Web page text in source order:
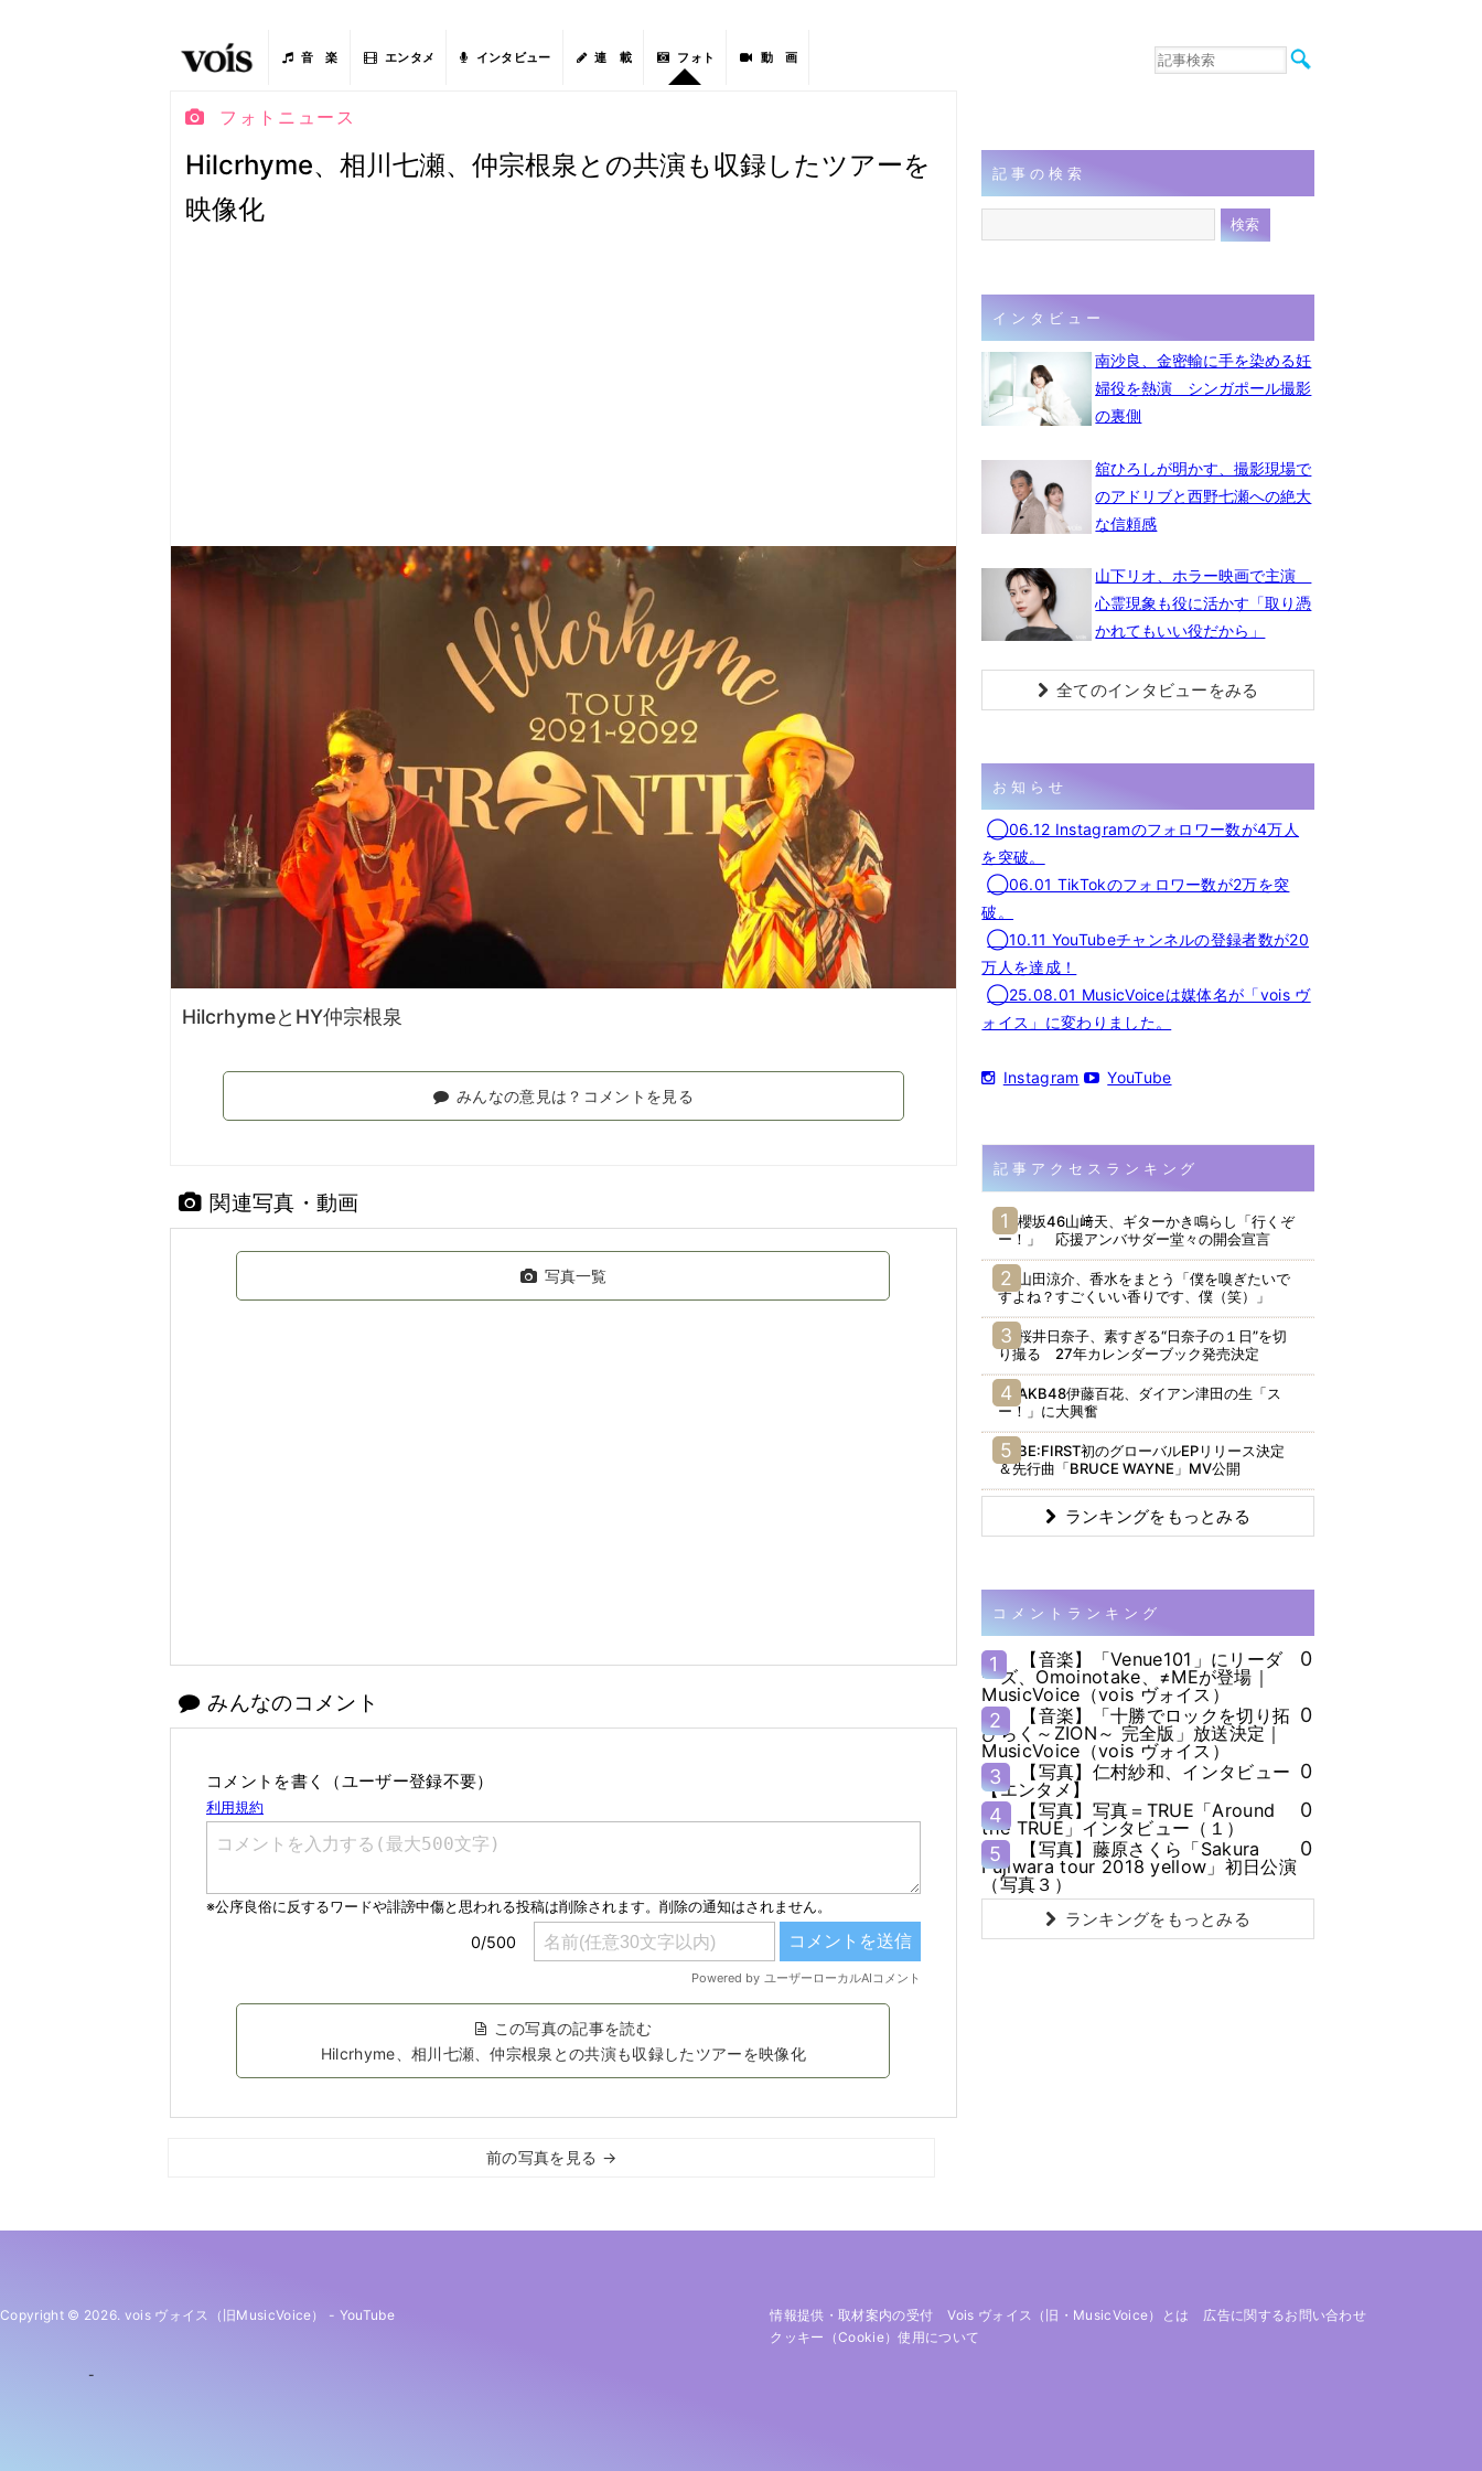
音 楽 エンタメ インタビュー 連 載 フォト 動 画
音楽
連載
フォト
フォトニュース
Hilcrhyme、相川七瀬、仲宗根泉との共演も収録したツアーを
映像化
HilcrhymeとHY仲宗根泉
みんなの意見は？コメントを見る
関連写真・動画
写真一覧
みんなのコメント
コメントを書く（ユーザー登録不要）
この写真の記事を読む
Hilcrhyme、相川七瀬、仲宗根泉との共演も収録したツアーを映像化
前の写真を見る →
記事の検索
インタビュー
南沙良、金密輸に手を染める妊
婦役を熱演 シンガポール撮影
の裏側
舘ひろしが明かす、撮影現場で
のアドリブと西野七瀬への絶大
な信頼感
山下リオ、ホラー映画で主演
心霊現象も役に活かす「取り憑
かれてもいい役だから」
全てのインタビューをみる
お知らせ
◯06.12 Instagramのフォロワー数が4万人
を突破。
◯06.01 TikTokのフォロワー数が2万を突
破。
◯10.11 YouTubeチャンネルの登録者数が20
万人を達成！
◯25.08.01 MusicVoiceは媒体名が「vois ヴ
ォイス」に変わりました。
Instagram YouTube
記事アクセスランキング
櫻坂46山﨑天、ギターかき鳴らし「行くぞ
ー！」 応援アンバサダー堂々の開会宣言
山田涼介、香水をまとう「僕を嗅ぎたいで
すよね？すごくいい香りです、僕（笑）」
桜井日奈子、素すぎる“日奈子の１日”を切
り撮る 27年カレンダーブック発売決定
AKB48伊藤百花、ダイアン津田の生「ス
ー！」に大興奮
BE:FIRST初のグローバルEPリリース決定
＆先行曲「BRUCE WAYNE」MV公開
ランキングをもっとみる
コメントランキング
1
【音楽】「Venue101」にリーダ
ーズ、Omoinotake、≠MEが登場｜
MusicVoice（vois ヴォイス）
0
2
【音楽】「十勝でロックを切り拓
ひらく～ZION～ 完全版」放送決定｜
MusicVoice（vois ヴォイス）
0
3
【写真】仁村紗和、インタビュー
【エンタメ】
0
4
【写真】写真＝TRUE「Around
the TRUE」インタビュー（１）
0
5
【写真】藤原さくら「Sakura
Fujiwara tour 2018 yellow」初日公演
（写真３）
0
ランキングをもっとみる
Copyright © 2026. vois ヴォイス（旧MusicVoice） - YouTube 情報提供・取材案内の受付 Vois ヴォイス（旧・MusicVoice）とは
広告に関するお問い合わせ
クッキー（cookie）使用について
-